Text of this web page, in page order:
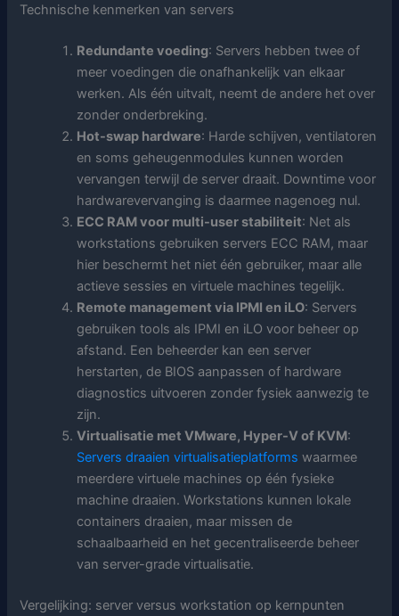
Technische kenmerken van servers
Redundante voeding: Servers hebben twee of
meer voedingen die onafhankelijk van elkaar
werken. Als één uitvalt, neemt de andere het over
zonder onderbreking.
Hot-swap hardware: Harde schijven, ventilatoren
en soms geheugenmodules kunnen worden
vervangen terwijl de server draait. Downtime voor
hardwarevervanging is daarmee nagenoeg nul.
ECC RAM voor multi-user stabiliteit: Net als
workstations gebruiken servers ECC RAM, maar
hier beschermt het niet één gebruiker, maar alle
actieve sessies en virtuele machines tegelijk.
Remote management via IPMI en iLO: Servers
gebruiken tools als IPMI en iLO voor beheer op
afstand. Een beheerder kan een server
herstarten, de BIOS aanpassen of hardware
diagnostics uitvoeren zonder fysiek aanwezig te
zijn.
Virtualisatie met VMware, Hyper-V of KVM:
Servers draaien virtualisatieplatforms waarmee
meerdere virtuele machines op één fysieke
machine draaien. Workstations kunnen lokale
containers draaien, maar missen de
schaalbaarheid en het gecentraliseerde beheer
van server-grade virtualisatie.
Vergelijking: server versus workstation op kernpunten